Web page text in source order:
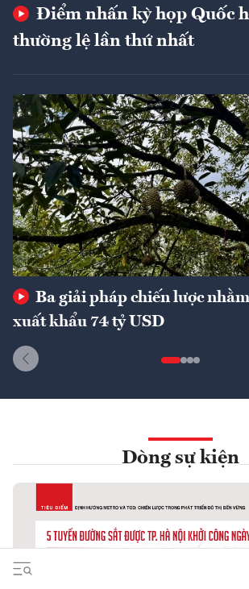
Điểm nhấn kỳ họp Quốc
thường lệ lần thứ nhất
Ba giải pháp chiến lược
xuất khẩu 74 tỷ USD
Dòng sự kiện